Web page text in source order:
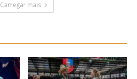
Carregar mais